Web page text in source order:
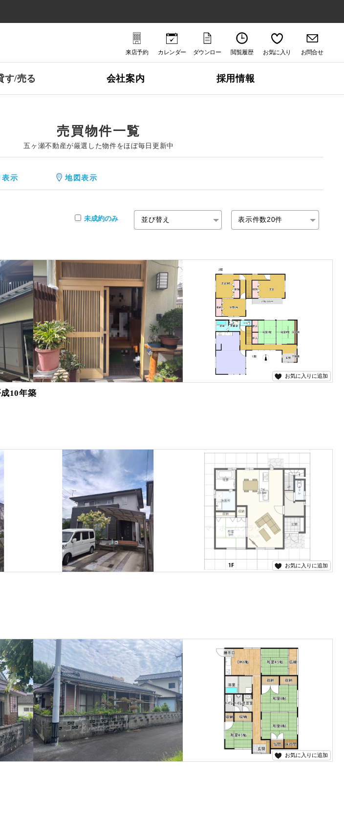
来店予約 カレンダー
ダウンロー
ド
閲覧履歴 お気に入り お問合せ
す/売る 会社案内 採用情報
売買物件一覧
五ヶ瀬不動産が厳選した物件をほぼ毎日更新中
表示 地図表示
未成約のみ
お気に入りに追加
10年築
お気に入りに追加
お気に入りに追加